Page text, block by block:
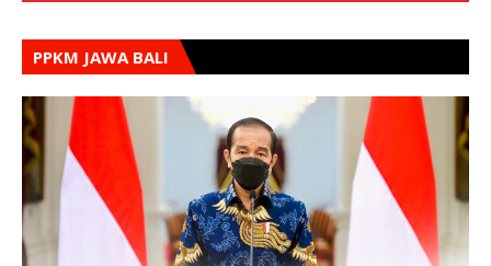
PPKM JAWA BALI